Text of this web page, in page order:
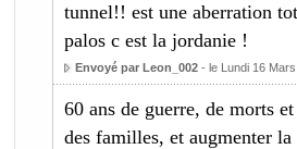
tunnel!! est une aberration
palos c est la jordanie !
Envoyé par Leon_002- le Lundi 16
60 ans de guerre, de morts
des familles, et augmenter